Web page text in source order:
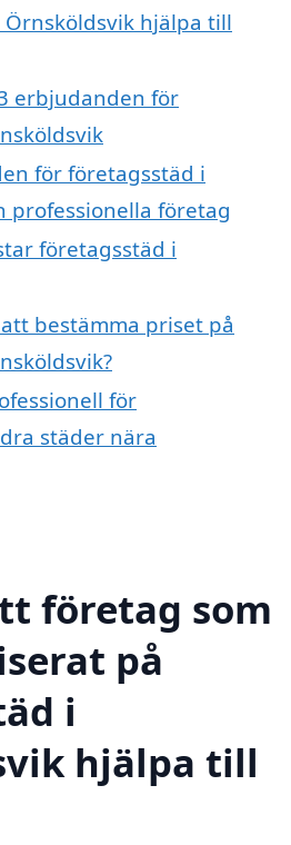
hjälpa till
erbjudanden för
för företagsstäd i
professionella företag
företagsstäd i
bestämma priset på
för
städer nära
företag som
på
i
hjälpa till